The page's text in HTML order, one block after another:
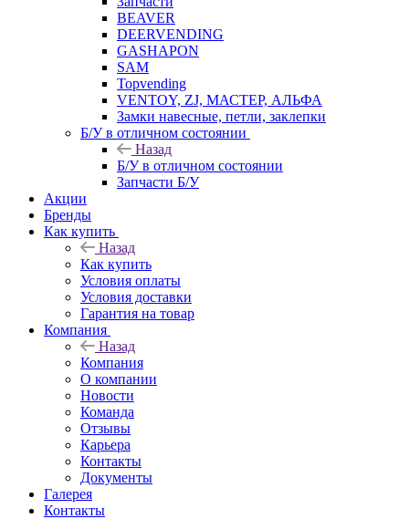
BEAVER
DEERVENDING
GASHAPON
SAM
Topvending
VENTOY, ZJ, МАСТЕР, АЛЬФА
Замки навесные, петли, заклепки
Б/У в отличном состоянии
Назад
Б/У в отличном состоянии
Запчасти Б/У
Акции
Бренды
Как купить
Назад
Как купить
Условия оплаты
Условия доставки
Гарантия на товар
Компания
Назад
Компания
О компании
Новости
Команда
Отзывы
Карьера
Контакты
Документы
Галерея
Контакты